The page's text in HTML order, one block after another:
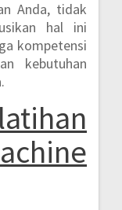
Anda, tidak
hal ini
kompetensi
kebutuhan